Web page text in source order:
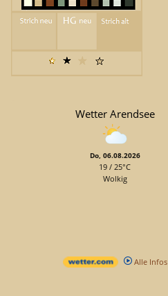
Wetter Arendsee
Do, 06.08.2026
19 / 25°C
Wolkig
Alle Infos